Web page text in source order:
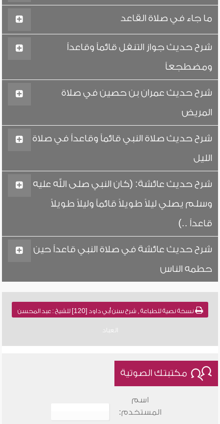
ما جاء في صلاة القاعد
شرح حديث جواز التنفل قائماً وقاعداً
ومضطجعاً
شرح حديث عمران بن حصين في صلاة
المريض
شرح حديث صلاة النبي قائماً وقاعداً في صلاة
الليل
شرح حديث عائشة: (كان النبي صلى الله عليه
وسلم يصلي ليلاً طويلاً قائماً وليلاً طويلاً
قاعداً ..)
شرح حديث عائشة في صلاة النبي قاعداً حين
حطمه الناس
نسخة نصية للطباعة , شرح سنن أبي داود [120] للشيخ : عبد المحسن
العباد
مكتبتك الصوتية
اسم
المستخدم: